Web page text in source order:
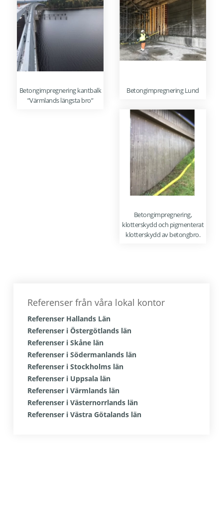
Betongimpregnering kantbalk
”Värmlands längsta bro”
Betongimpregnering Lund
Betongimpregnering,
klotterskydd och pigmenterat
klotterskydd av betongbro.
sidofält
Referenser från våra lokal kontor
Referenser Hallands Län
Referenser i Östergötlands län
Referenser i Skåne län
Referenser i Södermanlands län
Referenser i Stockholms län
Referenser i Uppsala län
Referenser i Värmlands län
Referenser i Västernorrlands län
Referenser i Västra Götalands län